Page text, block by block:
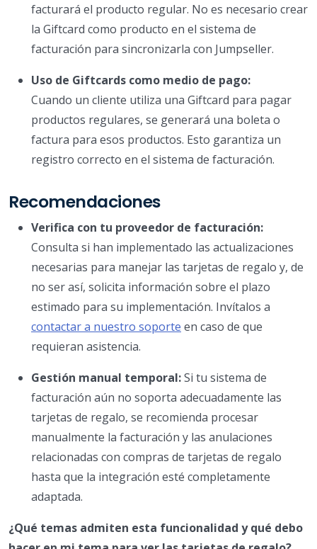
facturará el producto regular. No es necesario crear
la Giftcard como producto en el sistema de
facturación para sincronizarla con Jumpseller.
Uso de Giftcards como medio de pago:
Cuando un cliente utiliza una Giftcard para pagar
productos regulares, se generará una boleta o
factura para esos productos. Esto garantiza un
registro correcto en el sistema de facturación.
Recomendaciones
Verifica con tu proveedor de facturación:
Consulta si han implementado las actualizaciones
necesarias para manejar las tarjetas de regalo y, de
no ser así, solicita información sobre el plazo
estimado para su implementación. Invítalos a
contactar a nuestro soporte en caso de que
requieran asistencia.
Gestión manual temporal:Si tu sistema de
facturación aún no soporta adecuadamente las
tarjetas de regalo, se recomienda procesar
manualmente la facturación y las anulaciones
relacionadas con compras de tarjetas de regalo
hasta que la integración esté completamente
adaptada.
¿Qué temas admiten esta funcionalidad y qué debo